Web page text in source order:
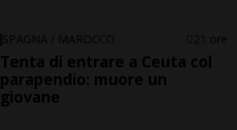
SPAGNA / MAROCCO 21 ore
Tenta di entrare a Ceuta col
parapendio: muore un
giovane